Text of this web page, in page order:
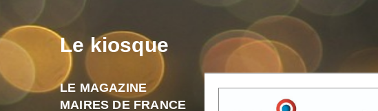
Le kiosque
LE MAGAZINE
MAIRES DE FRANCE